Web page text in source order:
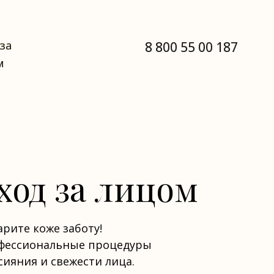
коже заботу!
процедуры
и свежести лица.
за лицом
8 800 55 00 187